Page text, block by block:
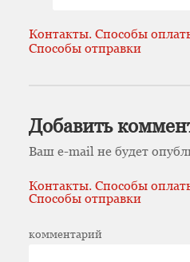
Контакты. Способы
Способы отправки
Добавить
Ваш e-mail не будет
Контакты. Способы
Способы отправки
комментарий